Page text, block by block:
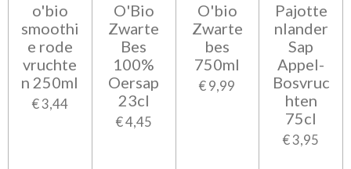
o'bio
smoothi
e rode
vruchte
n 250ml
€ 3,44
O'Bio
Zwarte
Bes
100%
Oersap
23cl
€ 4,45
O'bio
Zwarte
bes
750ml
€ 9,99
Pajotte
nlander
Sap
Appel-
Bosvruc
hten
75cl
€ 3,95